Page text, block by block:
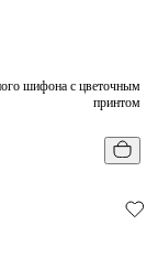
шифона с цветочным
принтом